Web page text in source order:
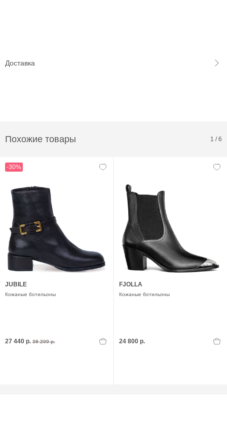
Доставка
Похожие товары 1 /6
-30%
JUBILE
Кожаные ботильоны
27 440 р. 39 200 р.
FJOLLA
Кожаные ботильоны
24 800 р.